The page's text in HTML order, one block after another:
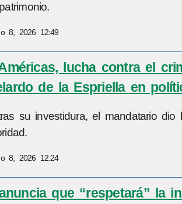
8, 2026 12:49
lucha contra el
de la Espriella en
su investidura, el mandatario
8, 2026 12:24
que “respetará” la